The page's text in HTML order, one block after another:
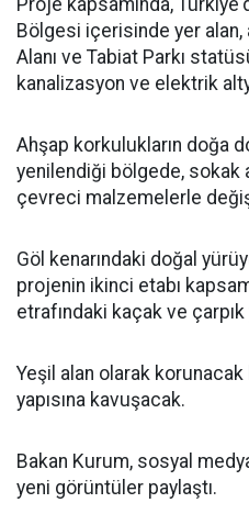
Proje kapsamında,
Bölgesi içerisinde yer alan,
Alanı ve Tabiat Parkı
kanalizasyon ve elektrik
Ahşap korkulukların doğa
yenilendiği bölgede, sokak
çevreci malzemelerle
Göl kenarındaki doğal
projenin ikinci etabı
etrafındaki kaçak ve çarpık
Yeşil alan olarak
yapısına kavuşacak.
Bakan Kurum, sosyal
yeni görüntüler paylaştı.